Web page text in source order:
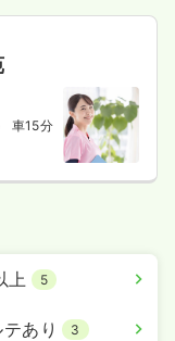
車15分
上 5
あり 3